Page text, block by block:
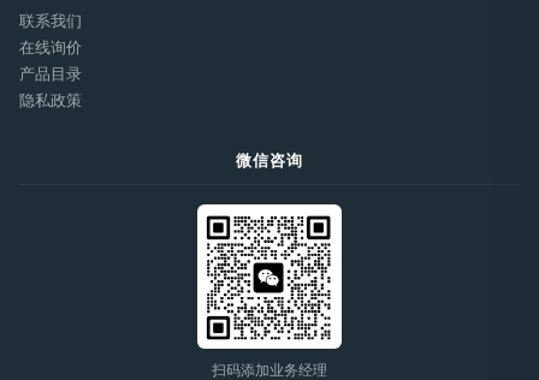
联系我们
在线询价
产品目录
隐私政策
微信咨询
扫码添加业务经理